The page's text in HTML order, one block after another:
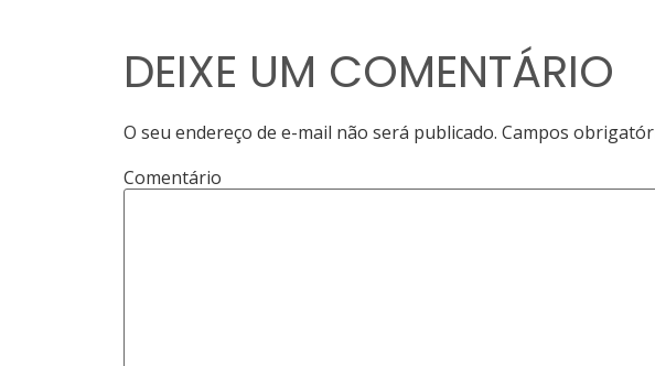
DEIXE UM COMENTÁRIO
O seu endereço de e-mail não será publicado. Campos
Comentário